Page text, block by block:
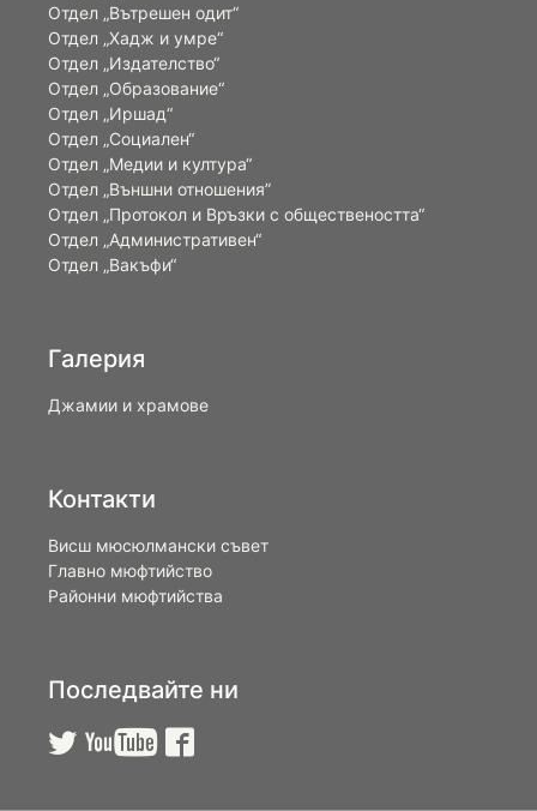
Отдел „Вътрешен одит“
Отдел „Хадж и умре“
Отдел „Издателство“
Отдел „Образование“
Отдел „Иршад“
Отдел „Социален“
Отдел „Медии и култура“
Отдел „Външни отношения”
Oтдел „Протокол и Връзки с обществеността“
Отдел „Административен“
Отдел „Вакъфи“
Галерия
Джамии и храмове
Контакти
Висш мюсюлмански съвет
Главно мюфтийство
Районни мюфтийства
Последвайте ни
  